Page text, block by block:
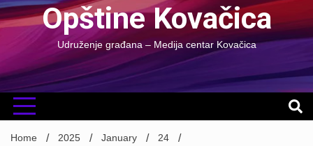
Opštine Kovačica
Udruženje građana – Medija centar Kovačica
Home 2025 January
24